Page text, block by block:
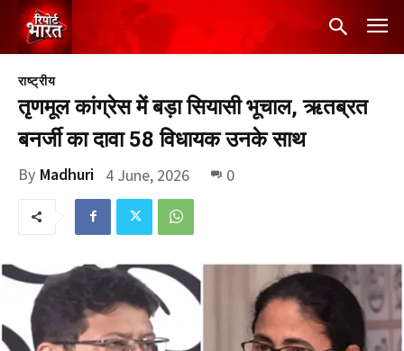
राष्ट्रीय
तृणमूल कांग्रेस में बड़ा सियासी भूचाल, ऋतब्रत
बनर्जी का दावा 58 विधायक उनके साथ
By Madhuri 4 June, 2026 0